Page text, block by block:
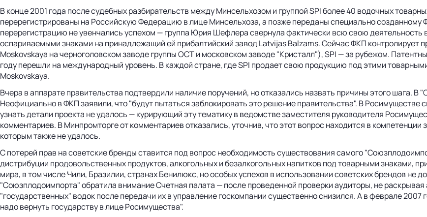
В конце 2001 года после судебных разбирательств между Минсельхозом и группой SPI более 40 водочных
перерегистрированы на Российскую Федерацию в лице Минсельхоза, а позже переданы специально созданному
перерегистрацию не увенчались успехом — группа Юрия Шефлера свернула фактически всю свою деятельность
оспариваемыми знаками на принадлежащий ей прибалтийский завод Latvijas Balzams. Сейчас ФКП контролирует
Moskovskaya на черноголовском заводе группы ОСТ и московском заводе "Кристалл"), SPI — за рубежом.
году перешли на международный уровень. В каждой стране, где SPI продает свою продукцию под этими
Moskovskaya.
Вчера в аппарате правительства подтвердили наличие поручений, но отказались назвать причины этого шага.
Неофициально в ФКП заявили, что "будут пытаться заблокировать это решение правительства". В
узнать детали проекта не удалось — курирующий эту тематику в ведомстве заместителя руководителя
комментариев. В Минпромторге от комментариев отказались, уточнив, что этот вопрос находится в
которым также не удалось.
С потерей прав на советские бренды ставится под вопрос необходимость существования самого
дистрибуции продовольственных продуктов, алкогольных и безалкогольных напитков под товарными знаками,
мира, в том числе Чили, Бразилии, странах Бенилюкс, но особых успехов в использовании советских брендов не
"Союзплодоимпорта" обратила внимание Счетная палата — после проведенной проверки аудиторы, не
"государственных" водок после передачи их в управление госкомпании существенно снизился. А в феврале
надо вернуть государству в лице Росимущества".